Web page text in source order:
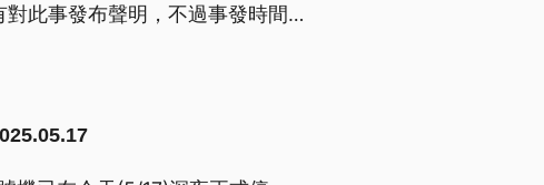
此事發布聲明，不過事發時間、